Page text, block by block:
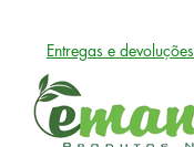
Entregas e devoluções